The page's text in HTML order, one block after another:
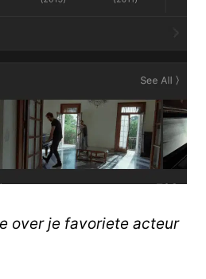
over je favoriete acteur